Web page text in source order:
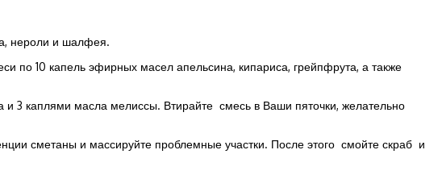
нероли и шалфея.
по 10 капель эфирных масел апельсина, кипариса, грейпфрута, а также
3 каплями масла мелиссы. Втирайте смесь в Ваши пяточки, желательно
сметаны и массируйте проблемные участки. После этого смойте скраб и